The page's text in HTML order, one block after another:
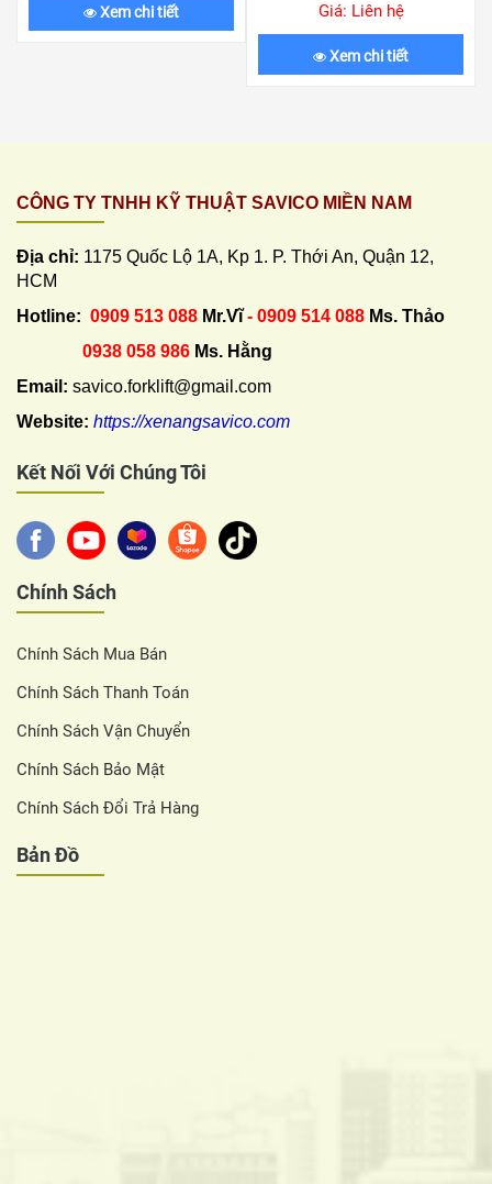
Xem chi tiết Giá: Liên hệ
Xem chi tiết
CÔNG TY TNHH KỸ THUẬT SAVICO MIỀN NAM
Địa chỉ: 1175 Quốc Lộ 1A, Kp 1. P. Thới An, Quận 12,
HCM
Hotline: 0909 513 088 Mr.Vĩ- 0909 514 088 Ms. Thảo
0938 058 986 Ms. Hằng
Email: savico.forklift@gmail.com
Website: https://xenangsavico.com
Kết Nối Với Chúng Tôi
Chính Sách
Chính Sách Mua Bán
Chính Sách Thanh Toán
Chính Sách Vận Chuyển
Chính Sách Bảo Mật
Chính Sách Đổi Trả Hàng
Bản Đồ